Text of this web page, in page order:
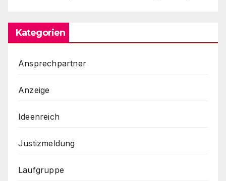
Kategorien
Ansprechpartner
Anzeige
Ideenreich
Justizmeldung
Laufgruppe